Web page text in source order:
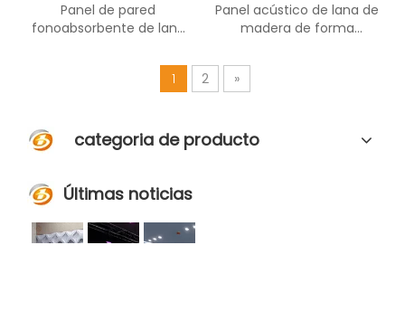
Panel de pared
fonoabsorbente de lana
función decorativa
Panel acústico de lana de
madera de forma
1
2 »
categoria de producto
Últimas noticias